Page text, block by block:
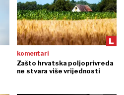
komentari
Zašto hrvatska poljoprivreda
ne stvara više vrijednosti